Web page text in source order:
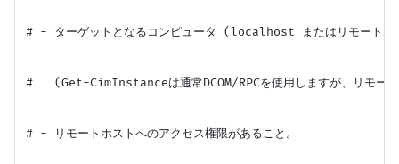
# - ターゲットとなるコンピュータ (localhost またはリモート
#   (Get-CimInstanceは通常DCOM/RPCを使用しますが、リモート
# - リモートホストへのアクセス権限があること。